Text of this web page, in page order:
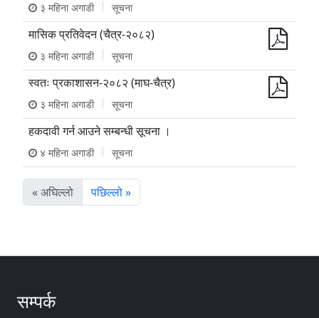
३ महिना अगाडी सूचना
मासिक प्रतिवेदन (चैत्र-२०८२)
३ महिना अगाडी सूचना
स्वतः प्रकाशासन-२०८२ (माघ-चैत्र)
३ महिना अगाडी सूचना
हकदावी गर्न आउने सम्बन्धी सूचना ।
४ महिना अगाडी सूचना
« अघिल्लो पछिल्लो »
सम्पर्क